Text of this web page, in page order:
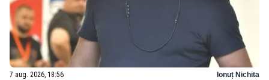
7 aug. 2026, 18:56 Ionuț Nichita